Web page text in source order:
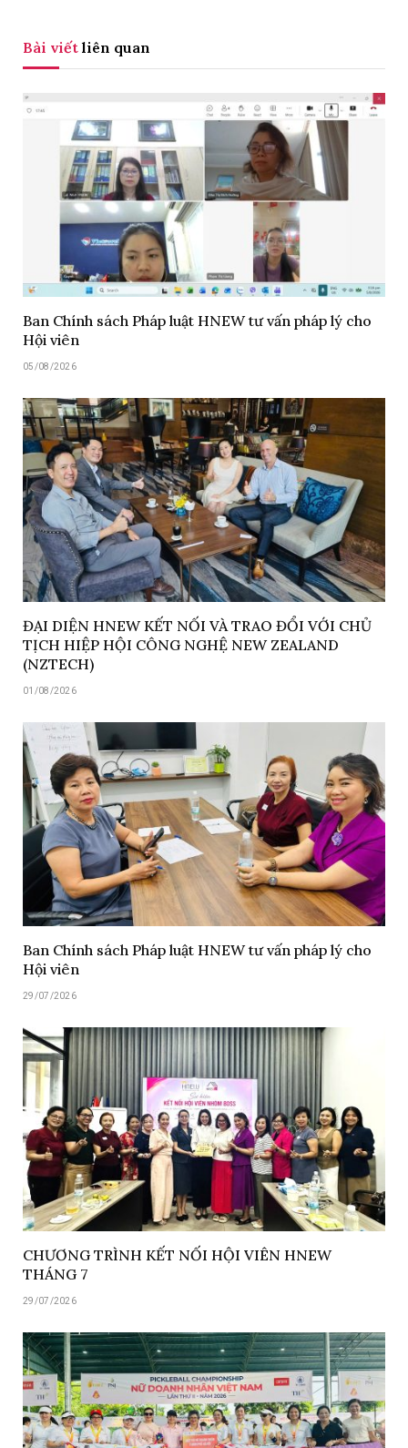
Bài viết liên quan
Ban Chính sách Pháp luật HNEW tư vấn pháp lý cho
Hội viên
05/08/2026
ĐẠI DIỆN HNEW KẾT NỐI VÀ TRAO ĐỔI VỚI CHỦ
TỊCH HIỆP HỘI CÔNG NGHỆ NEW ZEALAND
(NZTECH)
01/08/2026
Ban Chính sách Pháp luật HNEW tư vấn pháp lý cho
Hội viên
29/07/2026
CHƯƠNG TRÌNH KẾT NỐI HỘI VIÊN HNEW
THÁNG 7
29/07/2026